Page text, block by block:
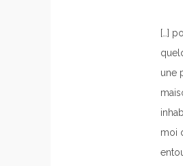
[…]
une
moi